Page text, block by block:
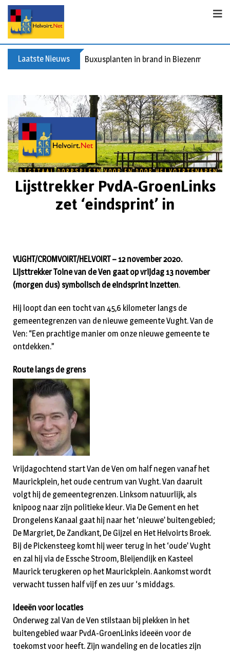
Laatste Nieuws Buxusplanten in brand in Biezenmortel,
Lijsttrekker PvdA-GroenLinks
zet ‘eindsprint’ in
VUGHT/CROMVOIRT/HELVOIRT – 12 november 2020.
Lijsttrekker Toine van de Ven gaat op vrijdag 13 november
(morgen dus) symbolisch de eindsprint inzetten.
Hij loopt dan een tocht van 45,6 kilometer langs de
gemeentegrenzen van de nieuwe gemeente Vught. Van de
Ven: “Een prachtige manier om onze nieuwe gemeente te
ontdekken.”
Route langs de grens
Vrijdagochtend start Van de Ven om half negen vanaf het
Maurickplein, het oude centrum van Vught. Van daaruit
volgt hij de gemeentegrenzen. Linksom natuurlijk, als
knipoog naar zijn politieke kleur. Via De Gement en het
Drongelens Kanaal gaat hij naar het ‘nieuwe’ buitengebied;
De Margriet, De Zandkant, De Gijzel en Het Helvoirts Broek.
Bij de Pickensteeg komt hij weer terug in het ‘oude’ Vught
en zal hij via de Essche Stroom, Bleijendijk en Kasteel
Maurick terugkeren op het Maurickplein. Aankomst wordt
verwacht tussen half vijf en zes uur ‘s middags.
Ideeën voor locaties
Onderweg zal Van de Ven stilstaan bij plekken in het
buitengebied waar PvdA-GroenLinks ideeën voor de
toekomst voor heeft. Zijn wandeling en de locaties zijn